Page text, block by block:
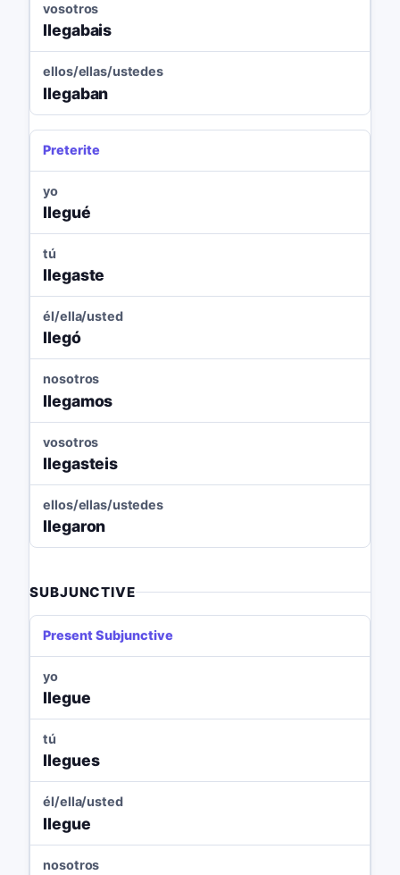
vosotros
llegabais
ellos/ellas/ustedes
llegaban
Preterite
yo
llegué
tú
llegaste
él/ella/usted
llegó
nosotros
llegamos
vosotros
llegasteis
ellos/ellas/ustedes
llegaron
SUBJUNCTIVE
Present Subjunctive
yo
llegue
tú
llegues
él/ella/usted
llegue
nosotros